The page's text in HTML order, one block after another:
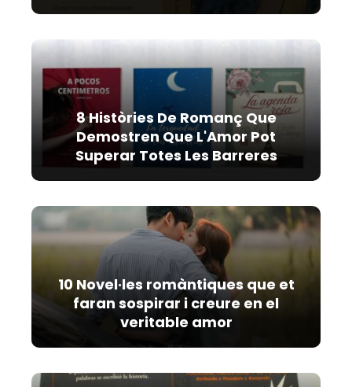
8 Històries De Romanç Que
Demostren Que L'Amor Pot
Superar Totes Les Barreres
10 Novel·les romàntiques que et
faran sospirar i creure en el
veritable amor